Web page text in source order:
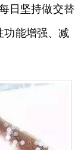
日坚持做交替
功能增强、减